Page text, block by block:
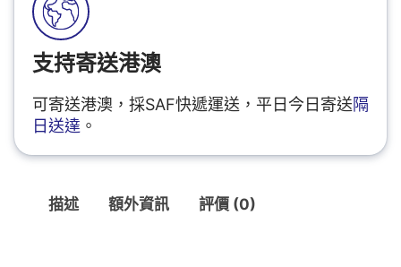
支持寄送港澳
可寄送港澳，採SAF快遞運送，平日今日寄送隔
日送達 。
描述 額外資訊 評價 (0)